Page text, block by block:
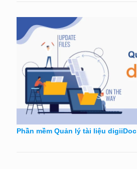
Phần mềm Quản lý tài liệu digiiDoc